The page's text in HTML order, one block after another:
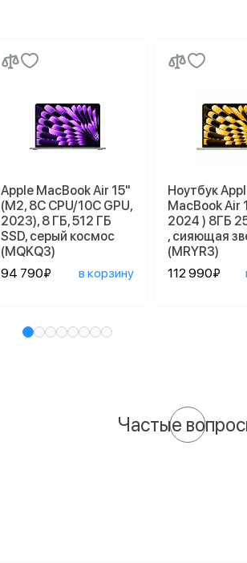
Apple MacBook Air 15"
(M2, 8C CPU/10C GPU,
2023), 8 ГБ, 512 ГБ
SSD, серый космос
(MQKQ3)
94 790₽
в корзину
Ноутбук
MacBook Air
2024 ) 8ГБ
, сияющая
(MRYR3)
112 990₽
Частые